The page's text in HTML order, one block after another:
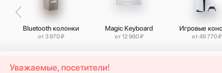
Bluetooth колонки
от 3 970 ₽
Magic Keyboard
от 12 960 ₽
Игровые
от 49 770 ₽
Уважаемые, посетители!